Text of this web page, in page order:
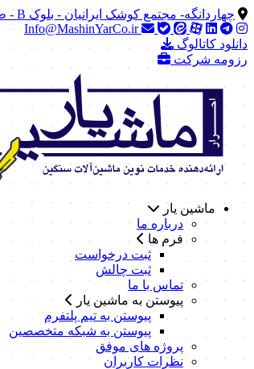
چهاردانگه- مجتمع کوشک ایرانیان - بلوک B - طبقه اول - واحد 5
Info@MashinYarCo.ir
دانلود کاتالوگ
رزومه شرکت
ماشین یار
درباره ما
فرم ها
ثبت درخواست
ثبت چالش
تماس با ما
پیوستن به ماشین یار
پیوستن به تیم پلتفرم
پیوستن به شبکه متخصصین
پروژه های موفق
نظرات کاربران